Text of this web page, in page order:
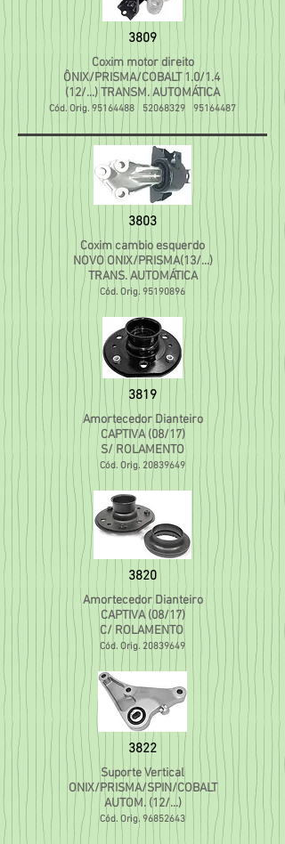
3809
Coxim motor direito
ÔNIX/PRISMA/COBALT 1.0/1.4
(12/...) TRANSM. AUTOMÁTICA
Cód. Orig. 95164488 52068329 95164487
3803
Coxim cambio esquerdo
NOVO ONIX/PRISMA(13/...)
TRANS. AUTOMÁTICA
Cód. Orig. 95190896
3819
Amortecedor Dianteiro
CAPTIVA (08/17)
S/ ROLAMENTO
Cód. Orig. 20839649
3820
Amortecedor Dianteiro
CAPTIVA (08/17)
C/ ROLAMENTO
Cód. Orig. 20839649
3822
Suporte Vertical
ONIX/PRISMA/SPIN/COBALT
AUTOM. (12/...)
Cód. Orig. 96852643